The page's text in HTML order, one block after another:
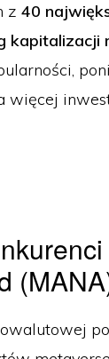
z 40
kapitalizacji
więcej